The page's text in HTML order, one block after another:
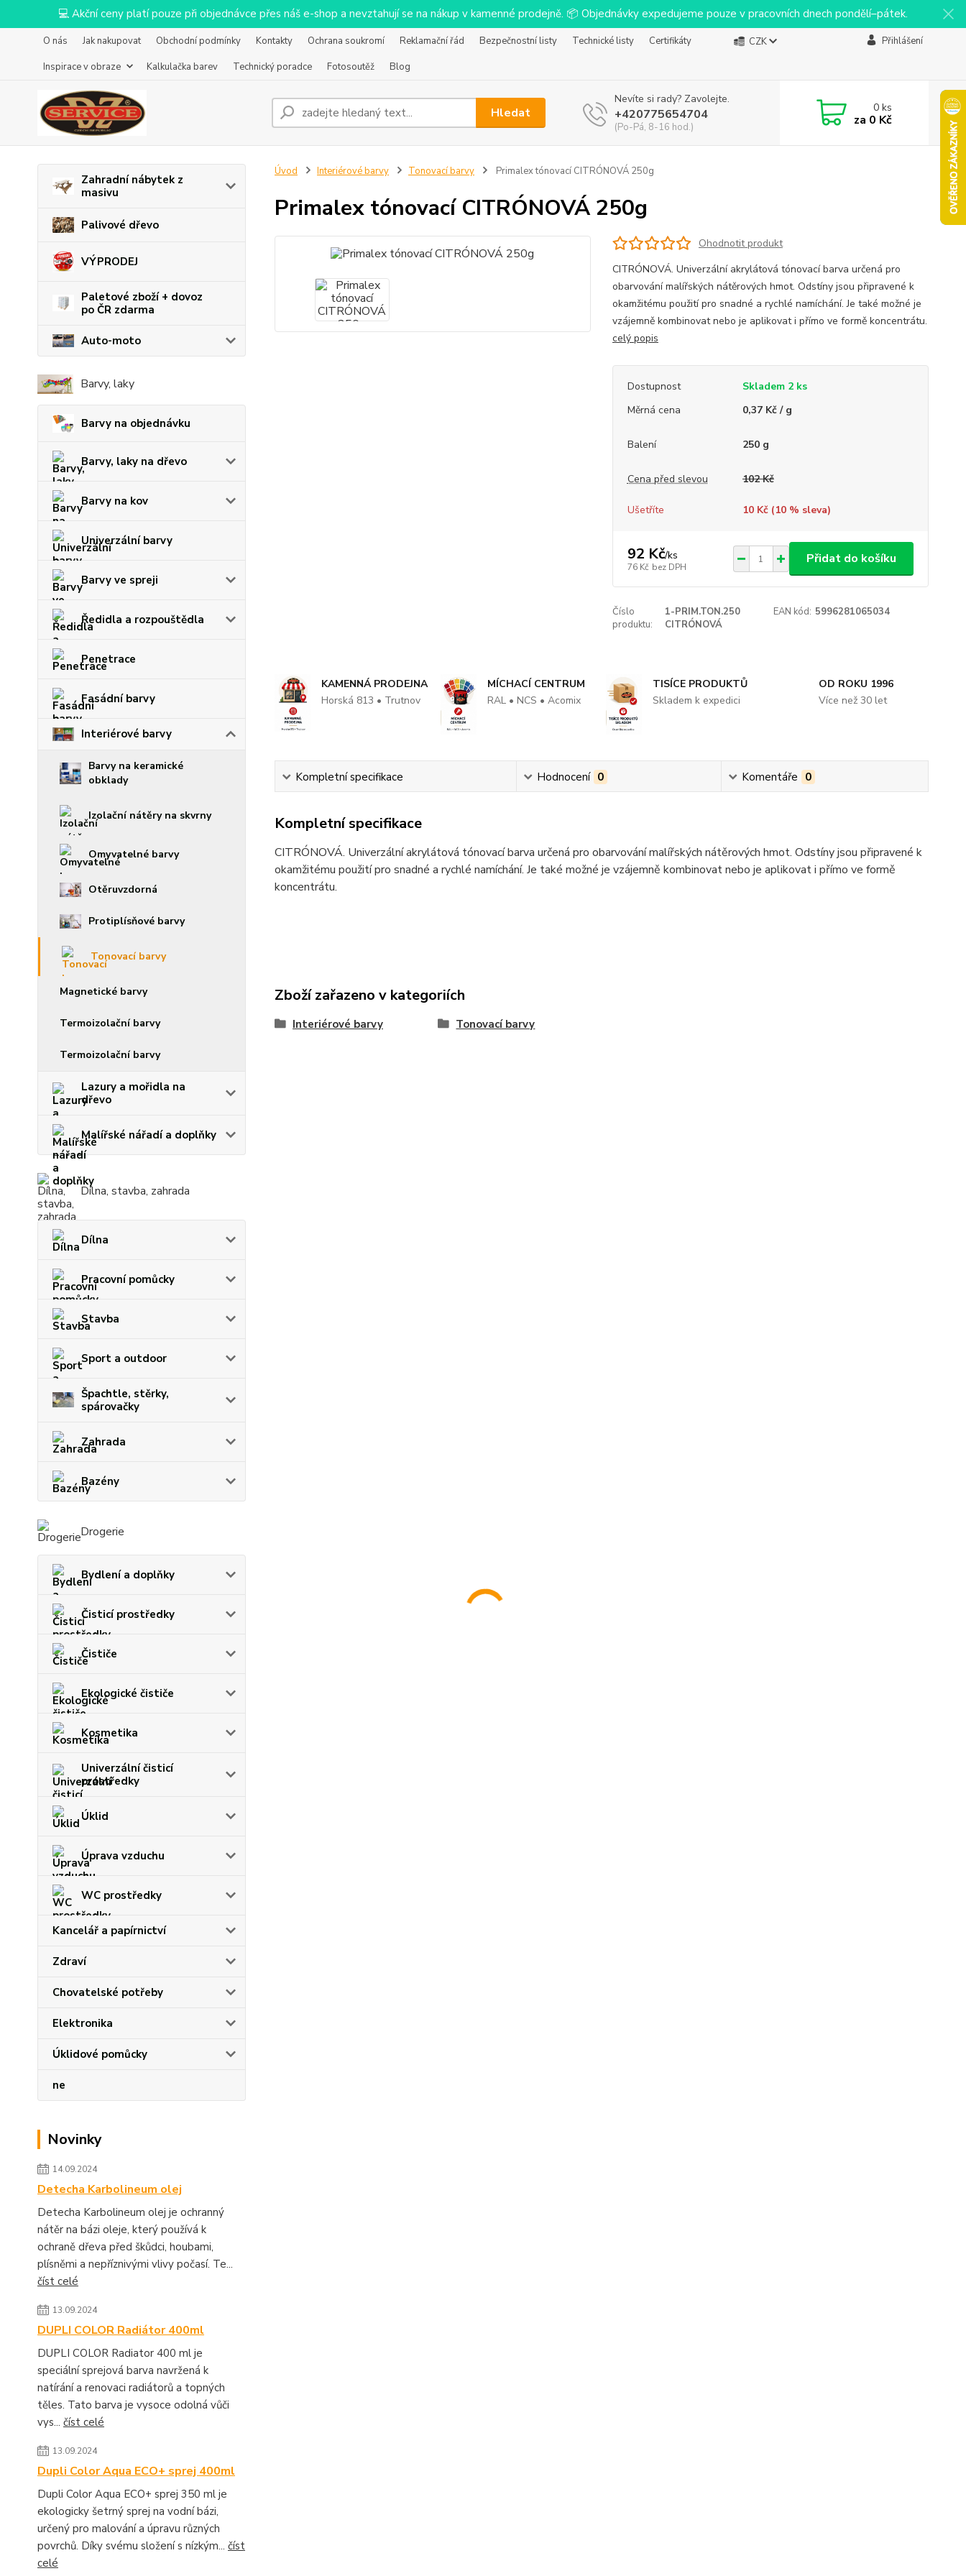
💻 Akční ceny platí pouze při objednávce přes náš e-shop a nevztahují se na nákup v kamenné prodejně. 📦 Objednávky expedujeme pouze v pracovních dnech pondělí–pátek.
O nás Jak nakupovat Obchodní podmínky Kontakty Ochrana soukromí Reklamační řád Bezpečnostní listy Technické listy
Certifikáty
Inspirace v obraze
Kalkulačka barev Technický poradce Fotosoutěž Blog
CZK Přihlášení
Hledat
Nevíte si rady? Zavolejte.
+420775654704
(Po-Pá, 8-16 hod.)
0ks
za 0 Kč
Zahradní nábytek z
masivu
Palivové dřevo
VÝPRODEJ
Paletové zboží + dovoz
po ČR zdarma
Auto-moto
Barvy, laky
Barvy na objednávku
Barvy, laky na dřevo
Barvy na kov
Univerzální barvy
Barvy ve spreji
Ředidla a rozpouštědla
Penetrace
Fasádní barvy
Interiérové barvy
Barvy na keramické
obklady
Izolační nátěry na skvrny
Omyvatelné barvy
Otěruvzdorná
Protiplísňové barvy
Tonovací barvy
Magnetické barvy
Termoizolační barvy
Termoizolační barvy
Lazury a mořidla na
dřevo
Malířské nářadí a doplňky
Dílna, stavba, zahrada
Dílna
Pracovní pomůcky
Stavba
Sport a outdoor
Špachtle, stěrky,
spárovačky
Zahrada
Bazény
Drogerie
Bydlení a doplňky
Čisticí prostředky
Čističe
Ekologické čističe
Kosmetika
Univerzální čisticí
prostředky
Úklid
Úprava vzduchu
WC prostředky
Kancelář a papírnictví
Zdraví
Chovatelské potřeby
Elektronika
Úklidové pomůcky
ne
Novinky
14.09.2024
Detecha Karbolineum olej
Detecha Karbolineum olej je ochranný
nátěr na bázi oleje, který používá k
ochraně dřeva před škůdci, houbami,
plísněmi a nepříznivými vlivy počasí. Te...
číst celé
13.09.2024
DUPLI COLOR Radiátor 400ml
DUPLI COLOR Radiator 400 ml je
speciální sprejová barva navržená k
natírání a renovaci radiátorů a topných
těles. Tato barva je vysoce odolná vůči
vys... číst celé
13.09.2024
Dupli Color Aqua ECO+ sprej 400ml
Dupli Color Aqua ECO+ sprej 350 ml je
ekologicky šetrný sprej na vodní bázi,
určený pro malování a úpravu různých
povrchů. Díky svému složení s nízkým... číst
celé
Úvod Interiérové barvy Tonovací barvy Primalex tónovací CITRÓNOVÁ 250g
Primalex tónovací CITRÓNOVÁ 250g
Ohodnotit produkt
CITRÓNOVÁ. Univerzální akrylátová tónovací barva určená pro
obarvování malířských nátěrových hmot. Odstíny jsou připravené k
okamžitému použití pro snadné a rychlé namíchání. Je také možné je
vzájemně kombinovat nebo je aplikovat i přímo ve formě koncentrátu.
celý popis
Dostupnost
Skladem 2 ks
Měrná cena
0,37 Kč / g
Balení 250 g
Cena před slevou 102 Kč
Ušetříte 10 Kč (10% sleva)
92 Kč/ks
76 Kč bez DPH
Přidat do košíku
Číslo
produktu:
1-PRIM.TON.250
CITRÓNOVÁ
EAN kód: 5996281065034
KAMENNÁ PRODEJNA
Horská 813 • Trutnov
MÍCHACÍ CENTRUM
RAL • NCS • Acomix
TISÍCE PRODUKTŮ
Skladem k expedici
OD ROKU 1996
Více než 30 let
Kompletní specifikace Hodnocení 0 Komentáře 0
Kompletní specifikace
CITRÓNOVÁ. Univerzální akrylátová tónovací barva určená pro obarvování malířských nátěrových hmot. Odstíny jsou připravené k
okamžitému použití pro snadné a rychlé namíchání. Je také možné je vzájemně kombinovat nebo je aplikovat i přímo ve formě
koncentrátu.
Zboží zařazeno v kategoriích
Interiérové barvy Tonovací barvy